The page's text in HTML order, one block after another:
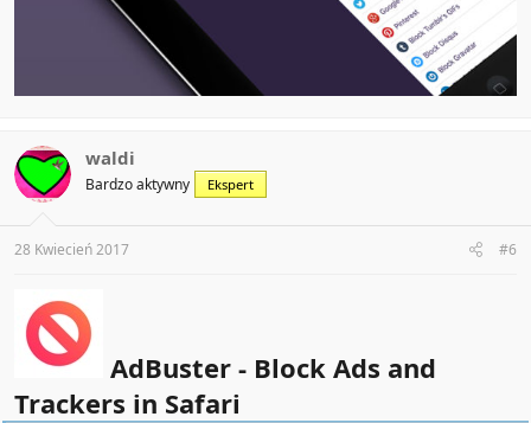
waldi
Bardzo aktywny Ekspert
28 Kwiecień 2017 #6
AdBuster - Block Ads and
Trackers in Safari